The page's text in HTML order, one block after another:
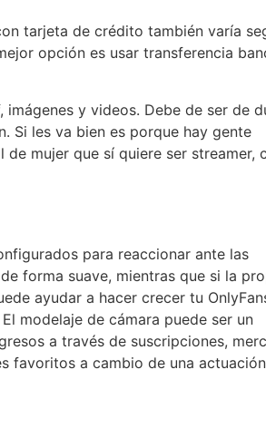
tarjeta de crédito también varía
opción es usar transferencia
y videos. Debe de ser de
Si les va bien es porque hay gente
mujer que sí quiere ser streamer,
para reaccionar ante las
forma suave, mientras que si la
ayudar a hacer crecer tu
modelaje de cámara puede ser un
a través de suscripciones,
favoritos a cambio de una